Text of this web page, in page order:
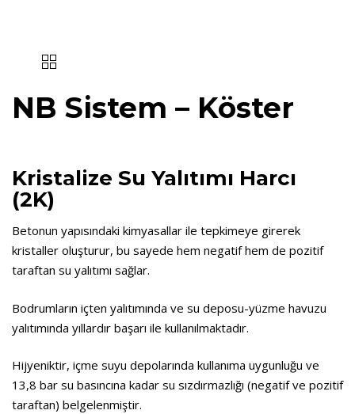
NB Sistem – Köster
Kristalize Su Yalıtımı Harcı
(2K)
Betonun yapısındaki kimyasallar ile tepkimeye girerek
kristaller oluşturur, bu sayede hem negatif hem de pozitif
taraftan su yalıtımı sağlar.
Bodrumların içten yalıtımında ve su deposu-yüzme havuzu
yalıtımında yıllardır başarı ile kullanılmaktadır.
Hijyeniktir, içme suyu depolarında kullanıma uygunluğu ve
13,8 bar su basıncına kadar su sızdırmazlığı (negatif ve pozitif
taraftan) belgelenmiştir.